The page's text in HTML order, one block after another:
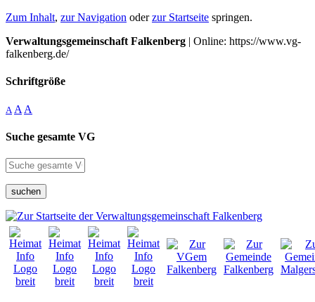
Zum Inhalt, zur Navigation oderzur Startseite springen.
Verwaltungsgemeinschaft Falkenberg | Online: https://www.vg-
falkenberg.de/
Schriftgröße
A A A
Suche gesamte VG
suchen